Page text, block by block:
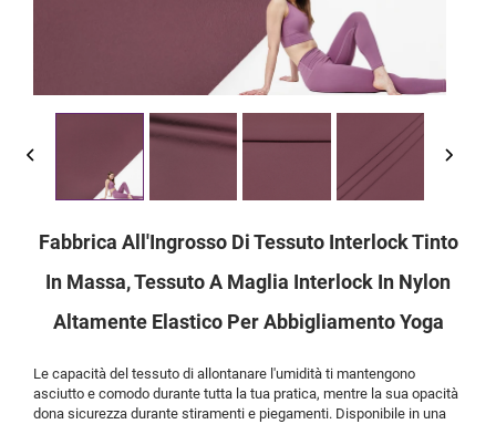
Fabbrica All'Ingrosso Di Tessuto Interlock Tinto
In Massa, Tessuto A Maglia Interlock In Nylon
Altamente Elastico Per Abbigliamento Yoga
Le capacità del tessuto di allontanare l'umidità ti mantengono
asciutto e comodo durante tutta la tua pratica, mentre la sua opacità
dona sicurezza durante stiramenti e piegamenti. Disponibile in una